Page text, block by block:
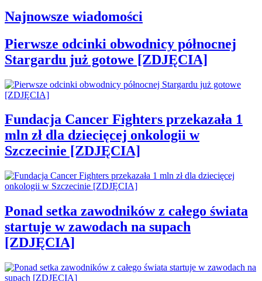
Najnowsze wiadomości
Pierwsze odcinki obwodnicy północnej
Stargardu już gotowe [ZDJĘCIA]
Fundacja Cancer Fighters przekazała 1
mln zł dla dziecięcej onkologii w
Szczecinie [ZDJĘCIA]
Ponad setka zawodników z całego świata
startuje w zawodach na supach
[ZDJĘCIA]